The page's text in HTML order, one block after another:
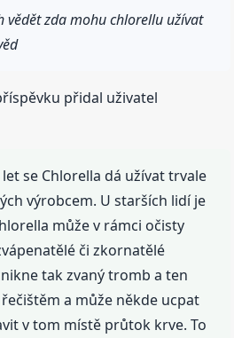
vědět zda mohu chlorellu užívat
přidal uživatel
se Chlorella dá užívat trvale
výrobcem. U starších lidí je
může v rámci očisty
či zkornatělé
tak zvaný tromb a ten
a může někde ucpat
v tom místě průtok krve. To